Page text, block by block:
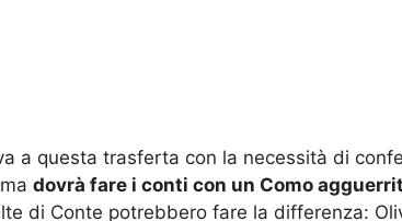
a questa trasferta con la necessità di
dovrà fare i conti con un Como
di Conte potrebbero fare la differenza: